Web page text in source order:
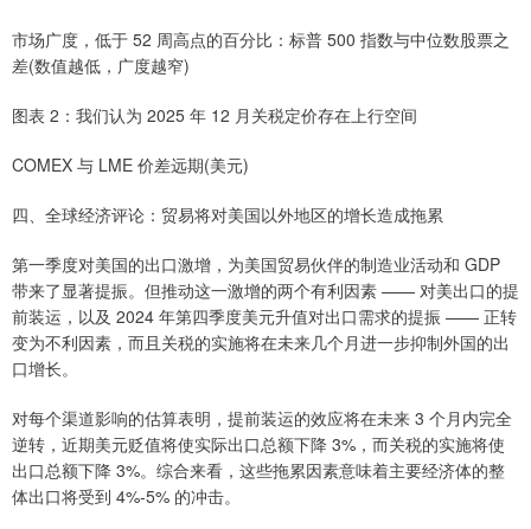
市场广度，低于 52 周高点的百分比：标普 500 指数与中位数股票之
差(数值越低，广度越窄)
图表 2：我们认为 2025 年 12 月关税定价存在上行空间
COMEX 与 LME 价差远期(美元)
四、全球经济评论：贸易将对美国以外地区的增长造成拖累
第一季度对美国的出口激增，为美国贸易伙伴的制造业活动和 GDP
带来了显著提振。但推动这一激增的两个有利因素 —— 对美出口的提
前装运，以及 2024 年第四季度美元升值对出口需求的提振 —— 正转
变为不利因素，而且关税的实施将在未来几个月进一步抑制外国的出
口增长。
对每个渠道影响的估算表明，提前装运的效应将在未来 3 个月内完全
逆转，近期美元贬值将使实际出口总额下降 3%，而关税的实施将使
出口总额下降 3%。综合来看，这些拖累因素意味着主要经济体的整
体出口将受到 4%-5% 的冲击。